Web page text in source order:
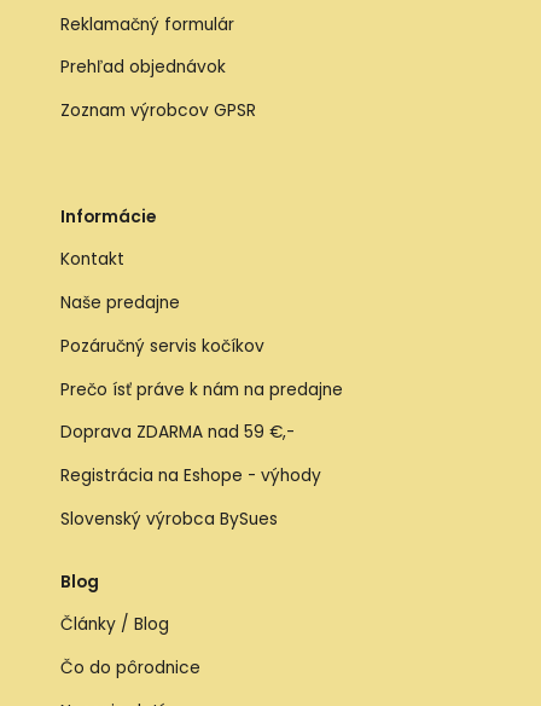
Reklamačný formulár
Prehľad objednávok
Zoznam výrobcov GPSR
Informácie
Kontakt
Naše predajne
Pozáručný servis kočíkov
Prečo ísť práve k nám na predajne
Doprava ZDARMA nad 59 €,-
Registrácia na Eshope - výhody
Slovenský výrobca BySues
Blog
Články / Blog
Čo do pôrodnice